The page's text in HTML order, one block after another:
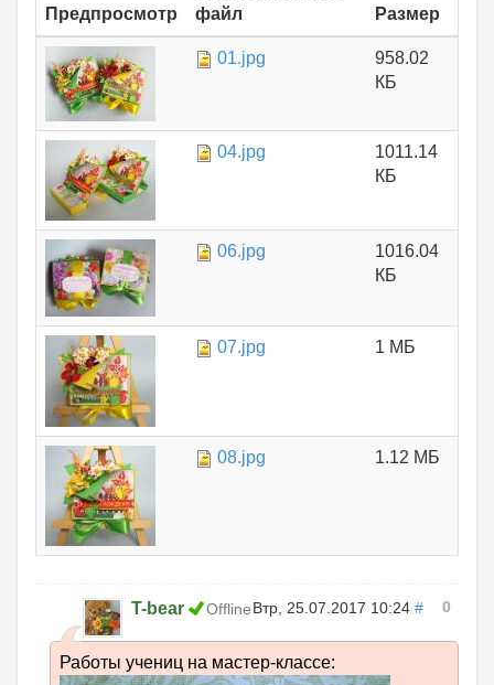
Предпросмотр
файл
Размер
01.jpg
958.02
КБ
04.jpg
1011.14
КБ
06.jpg
1016.04
КБ
07.jpg 1 МБ
08.jpg 1.12 МБ
T-bear Offline Втр, 25.07.2017 10:24 # 0
Работы учениц на мастер-классе: